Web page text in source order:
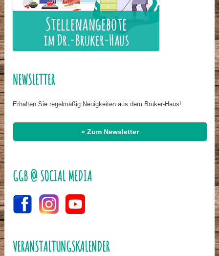
NEWSLETTER
Erhalten Sie regelmäßig Neuigkeiten aus dem Bruker-Haus!
» Zum Newsletter
GGB @ SOCIAL MEDIA
VERANSTALTUNGSKALENDER